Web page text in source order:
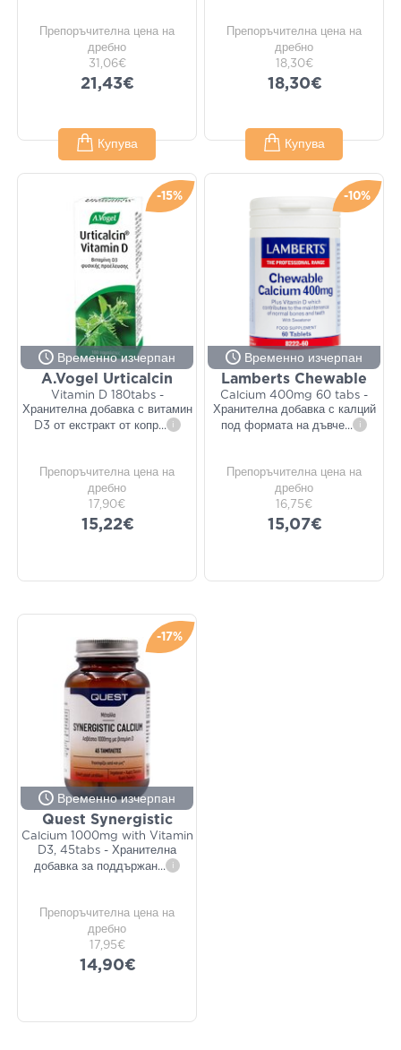
Препоръчителна цена на
дребно
31,06€
21,43€
Купува
Препоръчителна цена на
дребно
18,30€
18,30€
Купува
-15%
Временно изчерпан
A.Vogel Urticalcin
Vitamin D 180tabs -
Хранителна добавка с витамин
D3 от екстракт от копр... i
Препоръчителна цена на
дребно
17,90€
15,22€
-10%
Временно изчерпан
Lamberts Chewable
Calcium 400mg 60 tabs -
Хранителна добавка с калций
под формата на дъвче... i
Препоръчителна цена на
дребно
16,75€
15,07€
-17%
Временно изчерпан
Quest Synergistic
Calcium 1000mg with Vitamin
D3, 45tabs - Хранителна
добавка за поддържан... i
Препоръчителна цена на
дребно
17,95€
14,90€